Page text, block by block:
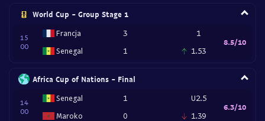
World Cup - Group Stage 1
15
00
Francja
Senegal
3
1
1
1.53
8.5/10
Africa Cup of Nations - Final
14
00
Senegal
Maroko
1
0
U2.5
1.39
6.3/10